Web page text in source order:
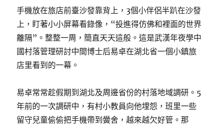
手機放在旅店前臺沙發靠背上，3個小伴侶半趴在沙發
上，盯著小小屏幕看錄像，“投進得仿佛和裡面的世界
離隔”。整整一周，簡直天天這般。這是武漢年夜學中
國村落管理研討中間博士后易卓在湖北省一個小鎮旅
店里看到的一幕。
易卓常常趁假期到湖北及周邊省份的村落地域調研。5
年前的一次調研中，有村小教員向他埋怨，班里一些
留守兒童偷偷把手機帶到黌舍，越來越欠好管。那